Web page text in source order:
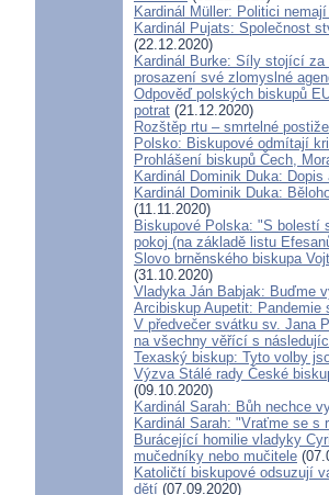
Kardinál Müller: Politici
Kardinál Pujats: Společnost
(22.12.2020)
Kardinál Burke: Síly stojící
prosazení své zlomyslné
Odpověď polských biskupů
potrat (21.12.2020)
Rozštěp rtu – smrtelné
Polsko: Biskupové odmítají
Prohlášení biskupů Čech,
Kardinál Dominik Duka:
Kardinál Dominik Duka:
(11.11.2020)
Biskupové Polska: "S bolestí
pokoj (na základě listu
Slovo brněnského biskupa
(31.10.2020)
Vladyka Ján Babjak: Buďme
Arcibiskup Aupetit: Pandemie
V předvečer svátku sv. Jana
na všechny věřící s
Texaský biskup: Tyto volby
Výzva Stálé rady České
(09.10.2020)
Kardinál Sarah: Bůh nechce
Kardinál Sarah: "Vraťme se s
Burácející homilie vladyky
mučedníky nebo mučitele
Katoličtí biskupové odsuzují
dětí (07.09.2020)